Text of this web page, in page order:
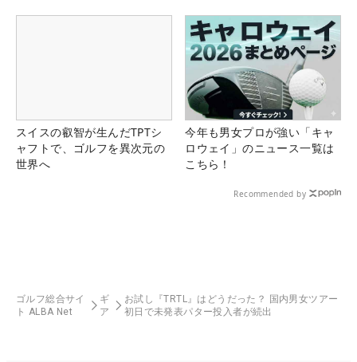
スイスの叡智が生んだTPTシ
ャフトで、ゴルフを異次元の
世界へ
今年も男女プロが強い「キャ
ロウェイ」のニュース一覧は
こちら！
Recommended by
ゴルフ総合サイ
ト ALBA Net
ギ
ア
お試し『TRTL』はどうだった？ 国内男女ツアー
初日で未発表パター投入者が続出